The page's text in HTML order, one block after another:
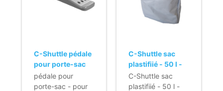
C-Shuttle pédale
pour porte-sac
(Version C-
Shuttle 250)
pédale pour
porte-sac - pour
C-Shuttle sac
plastifiié - 50 l -
gris
C-Shuttle sac
plastifiié - 50 l -